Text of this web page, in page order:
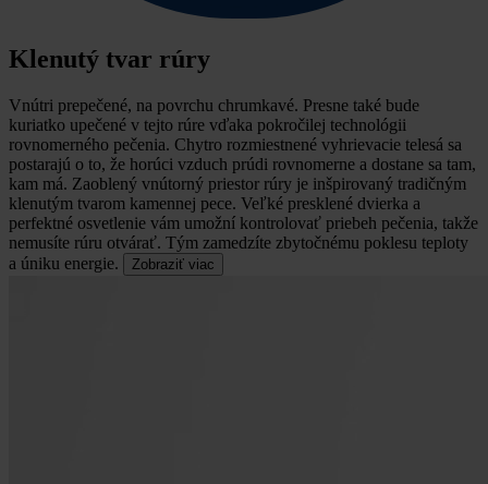
Klenutý tvar rúry
Vnútri prepečené, na povrchu chrumkavé. Presne také bude
kuriatko upečené v tejto rúre vďaka pokročilej technológii
rovnomerného pečenia. Chytro rozmiestnené vyhrievacie telesá sa
postarajú o to, že horúci vzduch prúdi rovnomerne a dostane sa tam,
kam má. Zaoblený vnútorný priestor rúry je inšpirovaný tradičným
klenutým tvarom kamennej pece. Veľké presklené dvierka a
perfektné osvetlenie vám umožní kontrolovať priebeh pečenia, takže
nemusíte rúru otvárať. Tým zamedzíte zbytočnému poklesu teploty
a úniku energie.
Zobraziť viac